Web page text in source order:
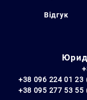
Відгук
+38 096 224 01 23
+38 095 277 53 55